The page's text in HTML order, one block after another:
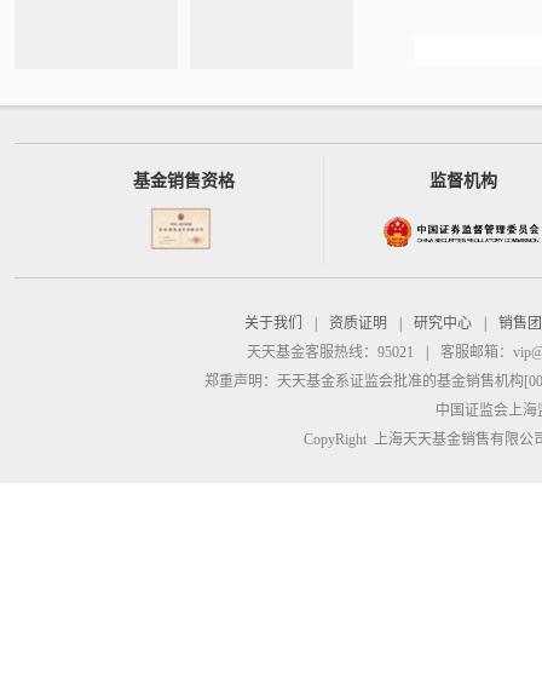
基金销售资格 监督机构
关于我们 资质证明 研究中心
销售
天天基金客服热线：95021
客服邮箱：
郑重声明： 天天基金系证监会批准的基金销售机构
中国证监会上
CopyRight 上海天天基金销售有限